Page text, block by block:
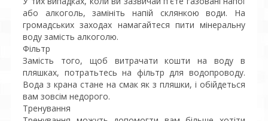
або алкоголь, замініть напій склянкою води. На
громадських заходах намагайтеся пити мінеральну
воду замість алкоголю.
Фільтр
Замість того, щоб витрачати кошти на воду в
пляшках, потратьтесь на фільтр для водопроводу.
Вода з крана стане на смак як з пляшки, і обійдеться
вам зовсім недорого.
Тренування